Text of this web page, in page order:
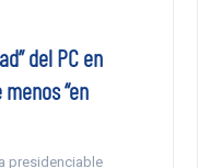
del PC en
“en
presidenciable